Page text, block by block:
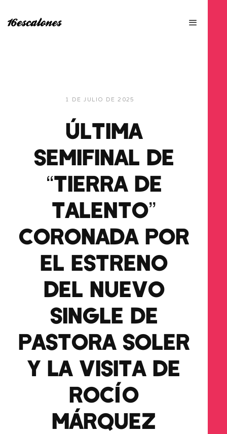
1 DE JULIO DE 2025
ÚLTIMA
SEMIFINAL DE
“TIERRA DE
TALENTO”
CORONADA POR
EL ESTRENO
DEL NUEVO
SINGLE DE
PASTORA SOLER
Y LA VISITA DE
ROCÍO
MÁRQUEZ